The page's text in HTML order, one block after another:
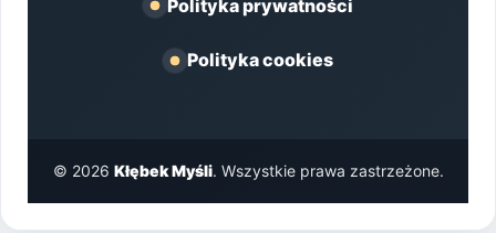
Polityka prywatności
Polityka cookies
© 2026 Kłębek Myśli. Wszystkie prawa zastrzeżone.